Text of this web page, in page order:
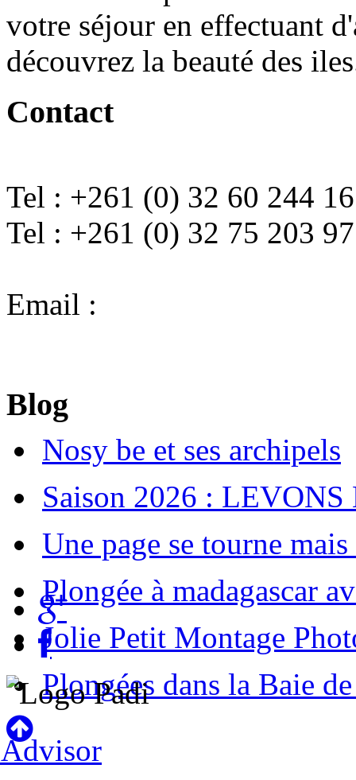
votre séjour en effectuant
découvrez la beauté des
Contact
Tel : +261 (0) 32 60 244 16
Tel : +261 (0) 32 75 203 97
Email :
Blog
Nosy be et ses archipels
Saison 2026 : LEVONS
Une page se tourne
Plongée à madagascar
Jolie Petit Montage
Plongées dans la Baie